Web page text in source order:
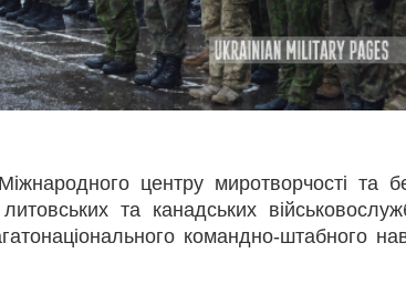
центру миротворчості та
та канадських
командно-штабного